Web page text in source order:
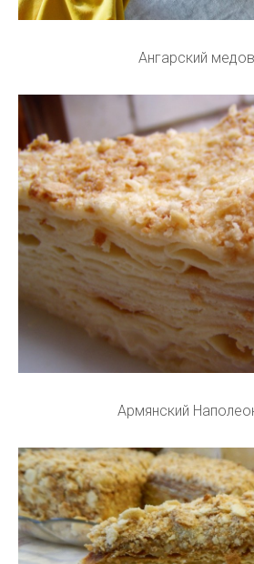
Ангарский
Армянский